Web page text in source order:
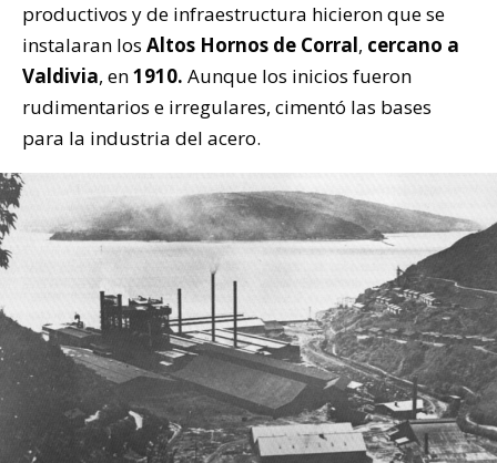
productivos y de infraestructura hicieron que se
instalaran los Altos Hornos de Corral, cercano a
Valdivia, en1910. Aunque los inicios fueron
rudimentarios e irregulares, cimentó las bases
para la industria del acero.